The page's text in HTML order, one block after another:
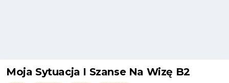
Moja Sytuacja I Szanse Na Wizę B2